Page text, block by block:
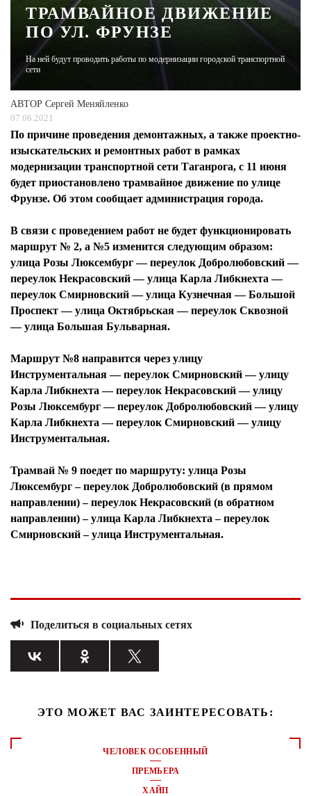
ЖУРНАЛ
ТРАМВАЙНОЕ ДВИЖЕНИЕ
ПО УЛ. ФРУНЗЕ
На ней будут проводить работы по модернизации городской транспортной
сети
АВТОР Сергей Меняйленко
07.06.2021
По причине проведения демонтажных, а также проектно-
изыскательских и ремонтных работ в рамках
модернизации транспортной сети Таганрога, с 11 июня
будет приостановлено трамвайное движение по улице
Фрунзе. Об этом сообщает администрация города.
В связи с проведением работ не будет функционировать
маршрут № 2, а №5 изменится следующим образом:
улица Розы Люксембург — переулок Добролюбовский —
переулок Некрасовский — улица Карла Либкнехта —
переулок Смирновский — улица Кузнечная — Большой
Проспект — улица Октябрьская — переулок Сквозной
— улица Большая Бульварная.
Маршрут №8 направится через улицу
Инструментальная — переулок Смирновский — улицу
Карла Либкнехта — переулок Некрасовский — улицу
Розы Люксембург — переулок Добролюбовский — улицу
Карла Либкнехта — переулок Смирновский — улицу
Инструментальная.
Трамвай № 9 поедет по маршруту: улица Розы
Люксембург – переулок Добролюбовский (в прямом
направлении) – переулок Некрасовский (в обратном
направлении) – улица Карла Либкнехта – переулок
Смирновский – улица Инструментальная.
Поделиться в социальных сетях
ЭТО МОЖЕТ ВАС ЗАИНТЕРЕСОВАТЬ:
ЧЕЛОВЕК ОСОБЕННЫЙ
ПРЕМЬЕРА
ХАЙП